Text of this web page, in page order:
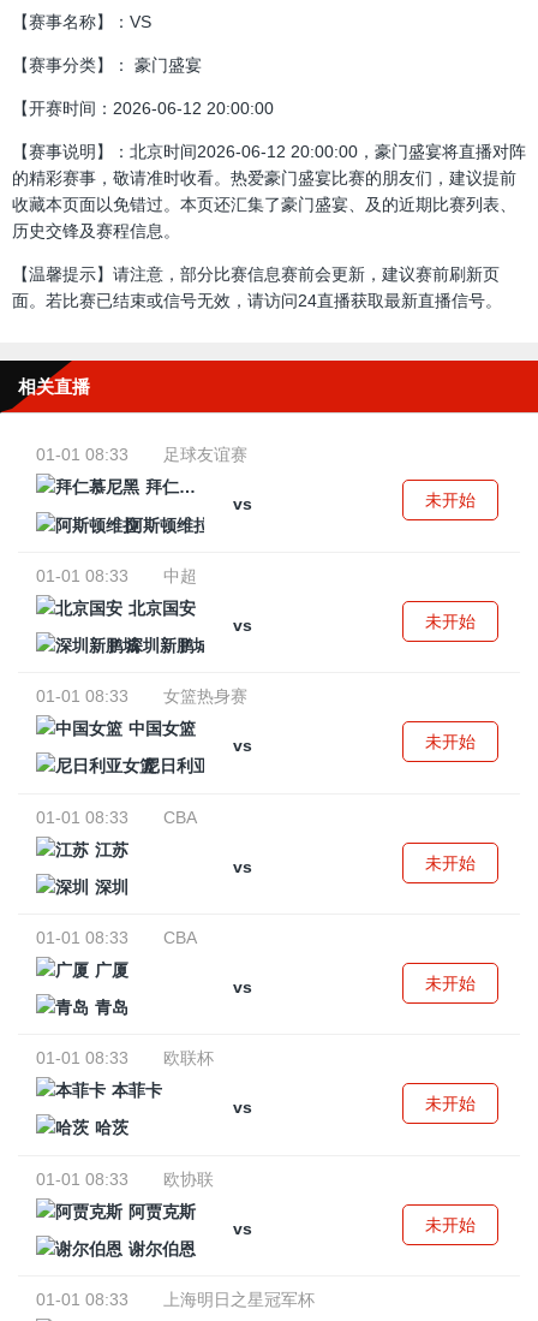
【赛事名称】：VS
【赛事分类】： 豪门盛宴
【开赛时间：2026-06-12 20:00:00
【赛事说明】：北京时间2026-06-12 20:00:00，豪门盛宴将直播对阵
的精彩赛事，敬请准时收看。热爱豪门盛宴比赛的朋友们，建议提前
收藏本页面以免错过。本页还汇集了豪门盛宴、及的近期比赛列表、
历史交锋及赛程信息。
【温馨提示】请注意，部分比赛信息赛前会更新，建议赛前刷新页
面。若比赛已结束或信号无效，请访问24直播获取最新直播信号。
相关直播
01-01 08:33
足球友谊赛
拜仁慕尼黑
vs
阿斯顿维拉
未开始
01-01 08:33
中超
北京国安
vs
深圳新鹏城
未开始
01-01 08:33
女篮热身赛
中国女篮
vs
尼日利亚女篮
未开始
01-01 08:33
CBA
江苏
vs
深圳
未开始
01-01 08:33
CBA
广厦
vs
青岛
未开始
01-01 08:33
欧联杯
本菲卡
vs
哈茨
未开始
01-01 08:33
欧协联
阿贾克斯
vs
谢尔伯恩
未开始
01-01 08:33
上海明日之星冠军杯